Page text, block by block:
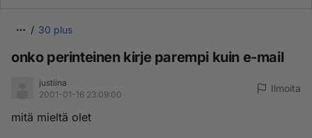
30 plus
onko perinteinen kirje parempi kuin e-mail
justiina
2001-01-16 23:09:00
Ilmoita
mitä mieltä olet